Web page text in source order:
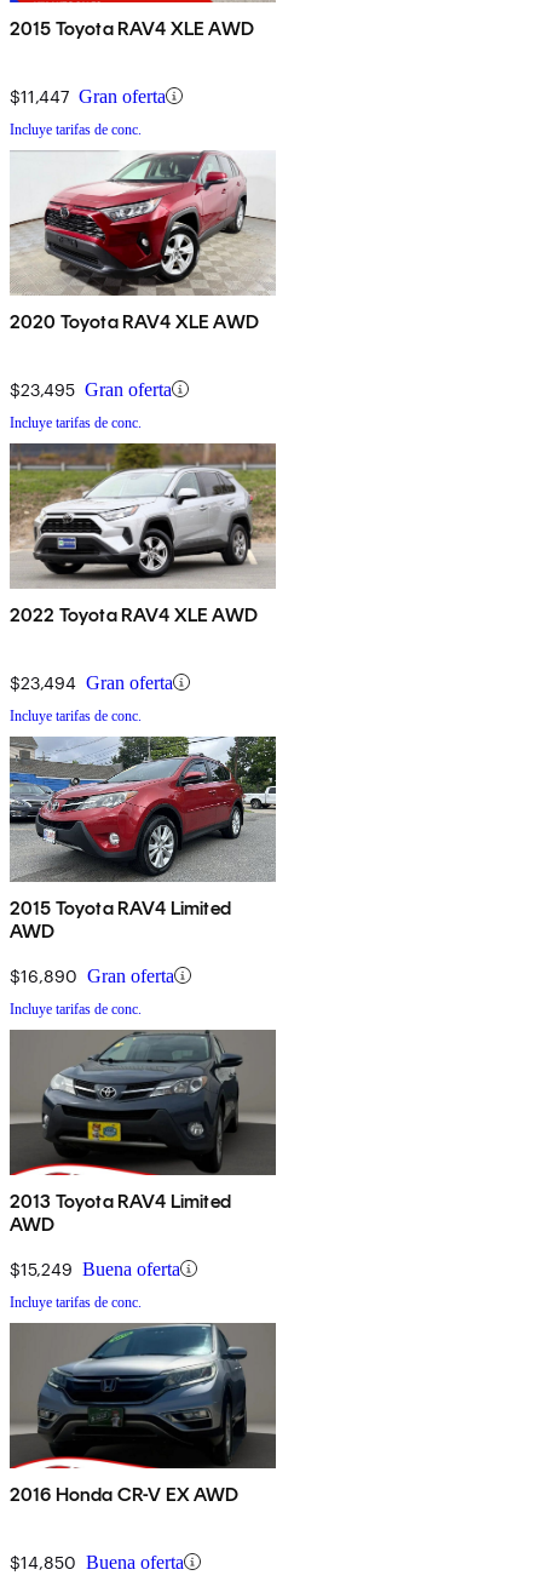
2015 Toyota RAV4 XLE AWD
$11,447 Gran oferta
Incluye tarifas de conc.
2020 Toyota RAV4 XLE AWD
$23,495 Gran oferta
Incluye tarifas de conc.
2022 Toyota RAV4 XLE AWD
$23,494 Gran oferta
Incluye tarifas de conc.
2015 Toyota RAV4 Limited
AWD
$16,890 Gran oferta
Incluye tarifas de conc.
2013 Toyota RAV4 Limited
AWD
$15,249 Buena oferta
Incluye tarifas de conc.
2016 Honda CR-V EX AWD
$14,850 Buena oferta